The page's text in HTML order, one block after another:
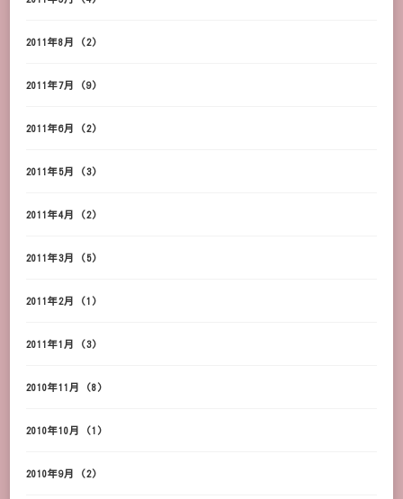
2011年8月 (2)
2011年7月 (9)
2011年6月 (2)
2011年5月 (3)
2011年4月 (2)
2011年3月 (5)
2011年2月 (1)
2011年1月 (3)
2010年11月 (8)
2010年10月 (1)
2010年9月 (2)